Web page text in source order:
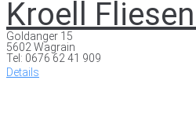
Kroell
Goldanger 15
5602 Wagrain
Tel: 0676 62 41 909
Details